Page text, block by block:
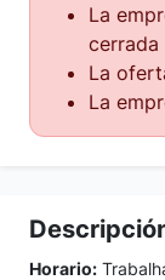
La
cerrada
La
La
Horario: